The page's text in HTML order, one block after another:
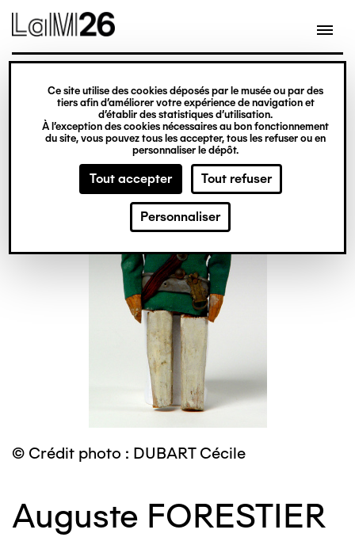
Gestion des cookies
Ce site utilise des cookies déposés par le musée ou par des
tiers afin d’améliorer votre expérience de navigation et
d’établir des statistiques d’utilisation.
À l’exception des cookies nécessaires au bon fonctionnement
du site, vous pouvez tous les accepter, tous les refuser ou en
personnaliser le dépôt.
Tout accepter Tout refuser
Personnaliser
contenu
© Crédit photo : DUBART Cécile
Auguste FORESTIER